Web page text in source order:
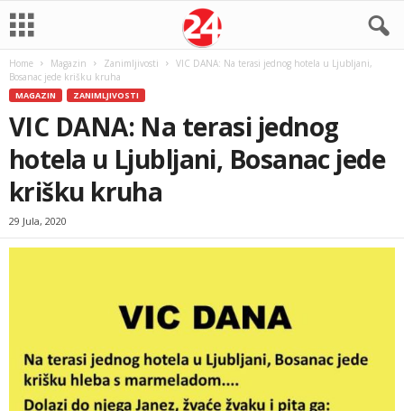
Home Magazin Zanimljivosti
VIC DANA: Na terasi jednog hotela u Ljubljani,
Bosanac jede krišku kruha
MAGAZIN ZANIMLJIVOSTI
VIC DANA: Na terasi jednog
hotela u Ljubljani, Bosanac jede
krišku kruha
29 Jula, 2020